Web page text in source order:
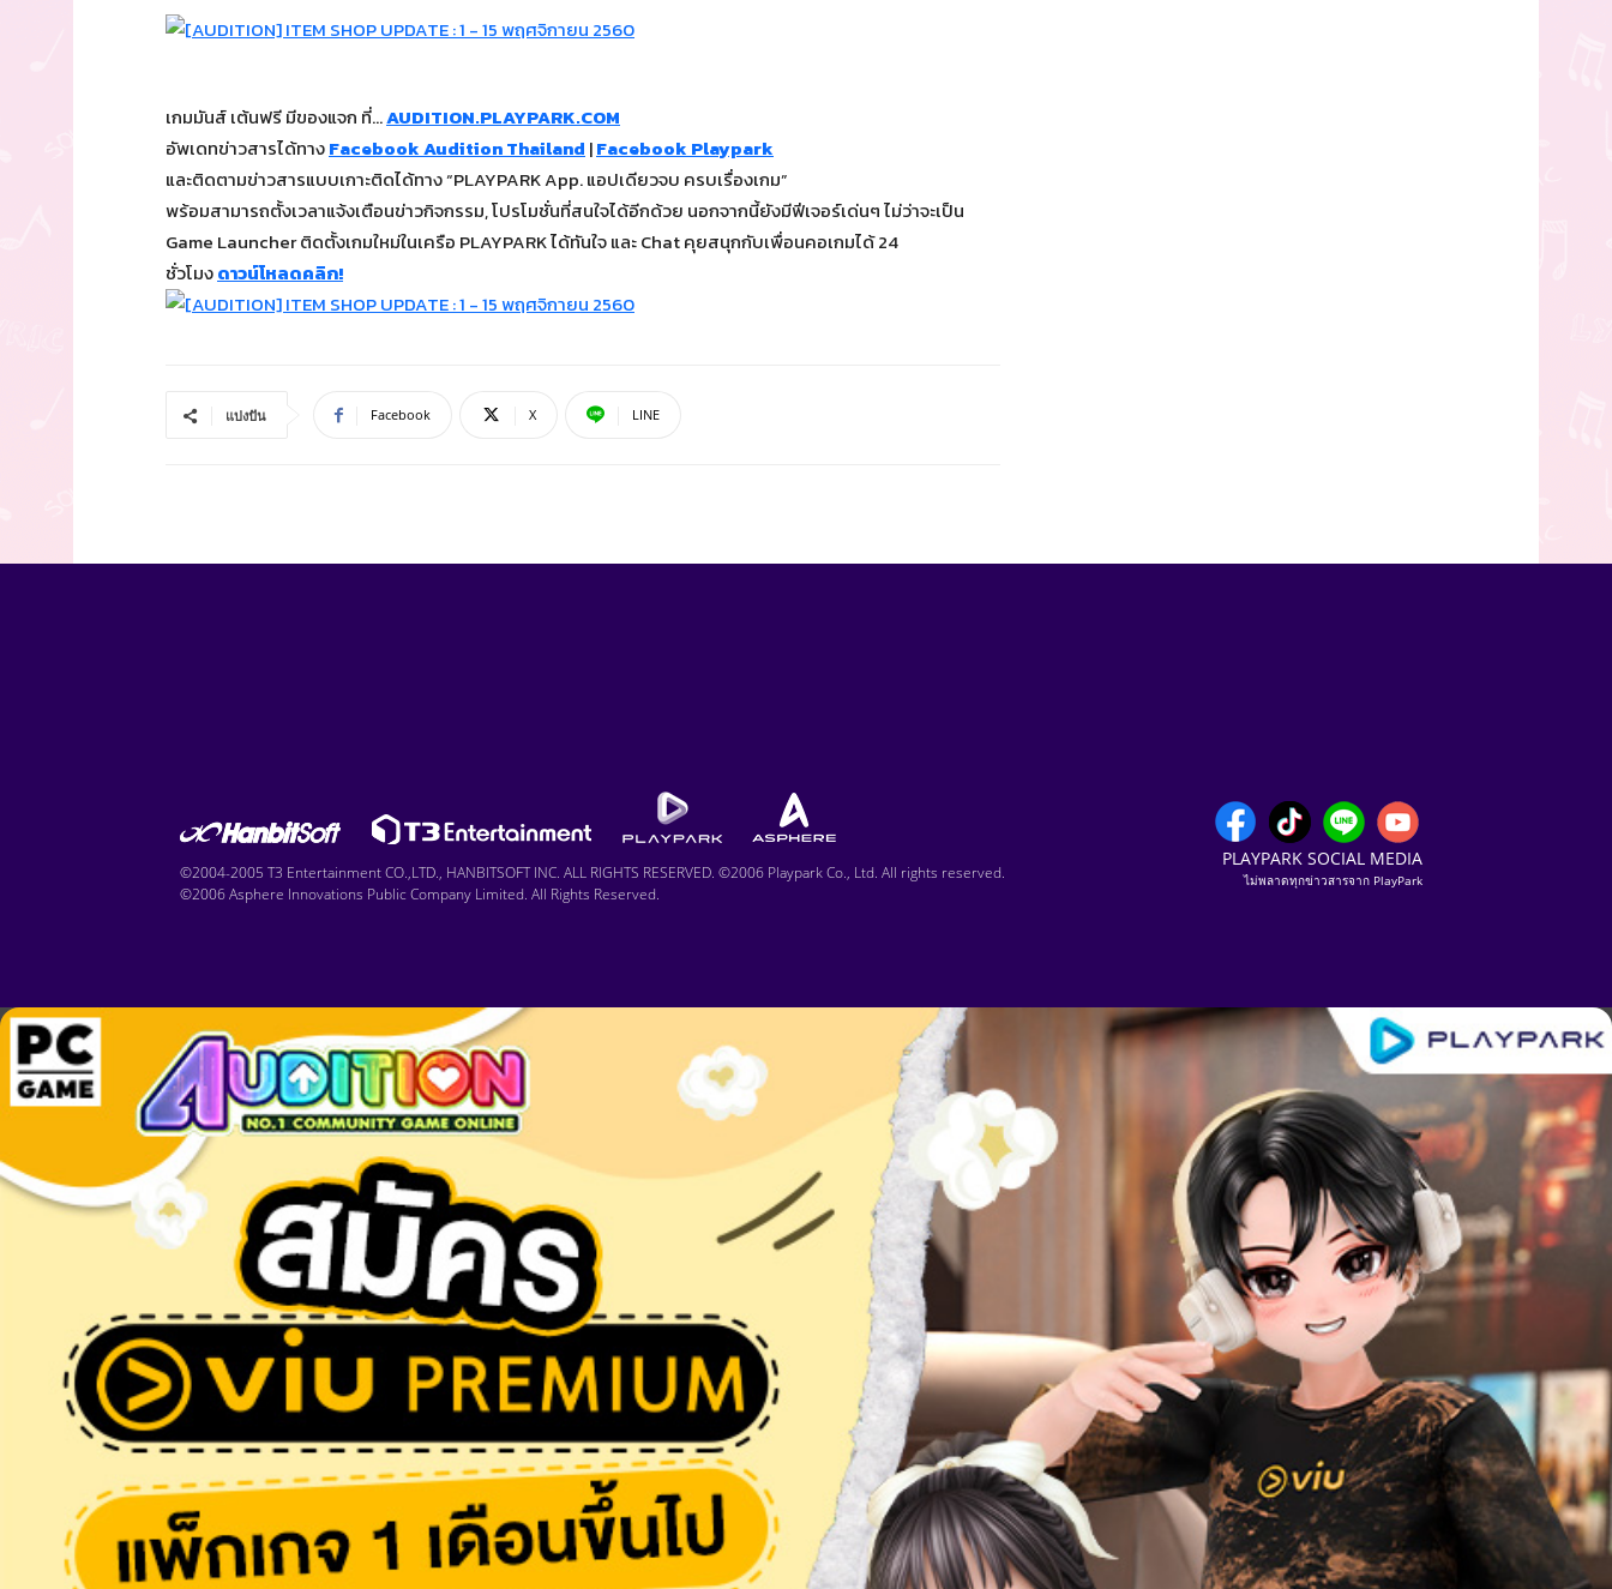
เกมมันส์ เต้นฟรี มีของแจก ที่…AUDITION.PLAYPARK.COM
อัพเดทข่าวสารได้ทางFacebook Audition Thailand |Facebook Playpark
และติดตามข่าวสารแบบเกาะติดได้ทาง “PLAYPARK App. แอปเดียวจบ ครบเรื่องเกม”
พร้อมสามารถตั้งเวลาแจ้งเตือนข่าวกิจกรรม, โปรโมชั่นที่สนใจได้อีกด้วย นอกจากนี้ยังมีฟีเจอร์เด่นๆ ไม่ว่าจะเป็น
Game Launcher ติดตั้งเกมใหม่ในเครือ PLAYPARK ได้ทันใจ และ Chat คุยสนุกกับเพื่อนคอเกมได้ 24
ชั่วโมงดาวน์โหลดคลิก!
แบ่งปัน Facebook X LINE
PLAYPARK SOCIAL MEDIA
ไม่พลาดทุกข่าวสารจาก PlayPark
©2004-2005 T3 Entertainment CO.,LTD., HANBITSOFT INC. ALL RIGHTS RESERVED. ©2006 Playpark Co., Ltd. All rights reserved.
©2006 Asphere Innovations Public Company Limited. All Rights Reserved.